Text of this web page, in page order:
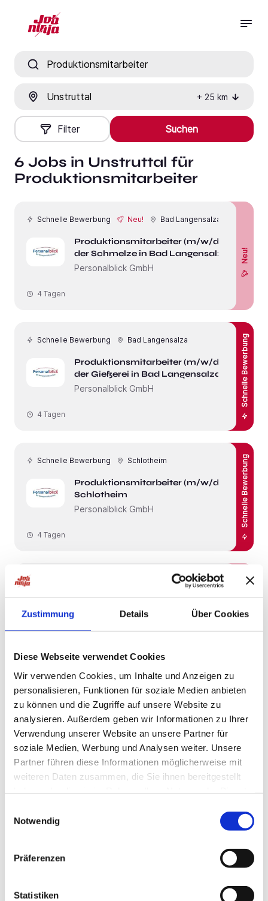
Zustimmung Details Über Cookies
Diese Webseite verwendet Cookies
Wir verwenden Cookies, um Inhalte und Anzeigen zu
personalisieren, Funktionen für soziale Medien anbieten
zu können und die Zugriffe auf unsere Website zu
analysieren. Außerdem geben wir Informationen zu Ihrer
Verwendung unserer Website an unsere Partner für
soziale Medien, Werbung und Analysen weiter. Unsere
Partner führen diese Informationen möglicherweise mit
weiteren Daten zusammen, die Sie ihnen bereitgestellt
Notwendig
Präferenzen
Statistiken
+ 25 km
Filter Suchen
6 Jobs in Unstruttal für
Produktionsmitarbeiter
Schnelle Bewerbung Neu! Bad Langensalza
Produktionsmitarbeiter (m/w/d) in
der Schmelze in Bad Langensalza
Personalblick GmbH
Neu!
4 Tagen
Schnelle Bewerbung Bad Langensalza
Produktionsmitarbeiter (m/w/d) in
der Gießerei in Bad Langensalza
Personalblick GmbH
Schnelle Bewerbung
4 Tagen
Schnelle Bewerbung Schlotheim
Produktionsmitarbeiter (m/w/d) in
Schlotheim
Personalblick GmbH
Schnelle Bewerbung
4 Tagen
Bad Langensalza
Personalblick GmbH
Neu!
Schnelle Bewerbung Bad Langensalza
Produktionsmitarbeiter (m/w/d) in
Bad Langensalza
Personalblick GmbH
Schnelle Bewerbung
4 Tagen
Schnelle Bewerbung